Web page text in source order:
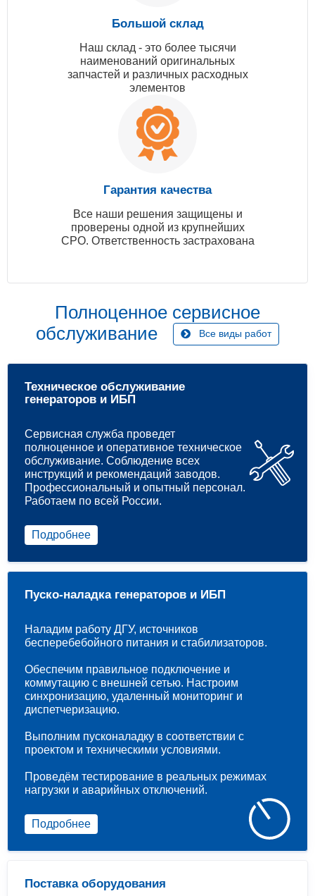
Большой склад
Наш склад - это более тысячи
наименований оригинальных
запчастей и различных расходных
элементов
Гарантия качества
Все наши решения защищены и
проверены одной из крупнейших
СРО. Ответственность застрахована
Полноценное сервисное
обслуживание
Все виды работ
Техническое обслуживание
генераторов и ИБП
Сервисная служба проведет
полноценное и оперативное техническое
обслуживание. Соблюдение всех
инструкций и рекомендаций заводов.
Профессиональный и опытный персонал.
Работаем по всей России.
Подробнее
Поставка оборудования
Пуско-наладка генераторов и ИБП
Наладим работу ДГУ, источников
бесперебебойного питания и стабилизаторов.
Обеспечим правильное подключение и
коммутацию с внешней сетью. Настроим
синхронизацию, удаленный мониторинг и
диспетчеризацию.
Выполним пусконаладку в соответствии с
проектом и техническими условиями.
Проведём тестирование в реальных режимах
нагрузки и аварийных отключений.
Подробнее